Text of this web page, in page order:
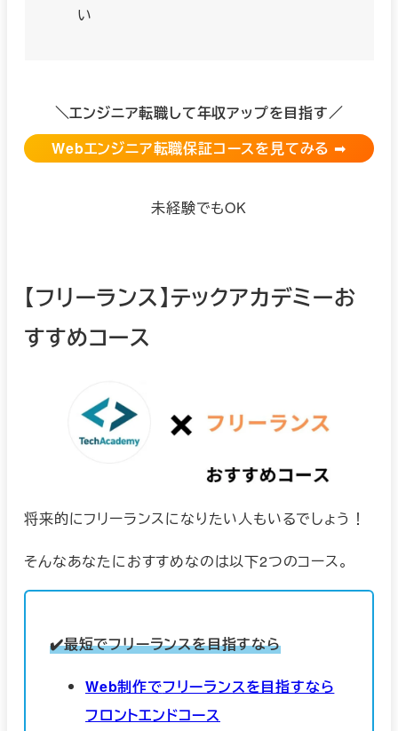
い
＼エンジニア転職して年収アップを目指す／
Webエンジニア転職保証コースを見てみる ➡︎
未経験でもOK
【フリーランス】テックアカデミーお
すすめコース
将来的にフリーランスになりたい人もいるでしょう！
そんなあなたにおすすめなのは以下2つのコース。
✔️最短でフリーランスを目指すなら
Web制作でフリーランスを目指すなら
フロントエンドコース